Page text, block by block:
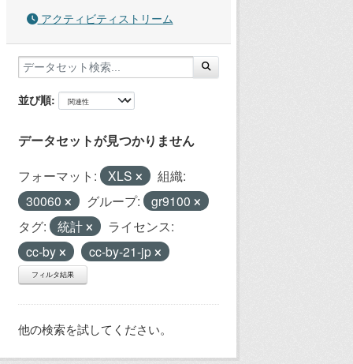
アクティビティストリーム
並び順
データセットが見つかりません
フォーマット: XLS
組織:
30060
グループ:
gr9100
タグ:
統計
ライセンス:
cc-by
cc-by-21-jp
フィルタ結果
他の検索を試してください。